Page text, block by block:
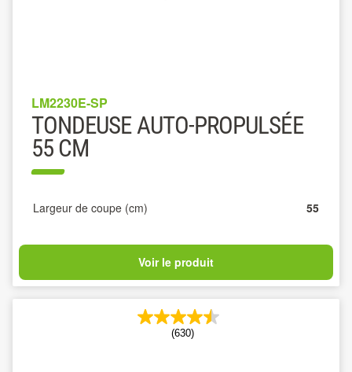
LM2230E-SP
TONDEUSE AUTO-PROPULSÉE
55 CM
Largeur de coupe (cm) 55
Voir le produit
(630)